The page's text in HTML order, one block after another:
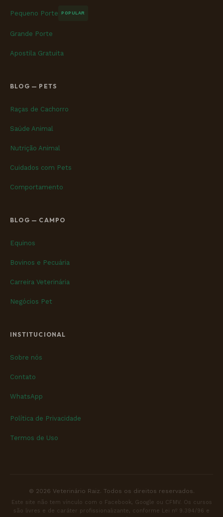
Pequeno Porte POPULAR
Grande Porte
Apostila Gratuita
BLOG — PETS
Raças de Cachorro
Saúde Animal
Nutrição Animal
Cuidados com Pets
Comportamento
BLOG — CAMPO
Equinos
Bovinos e Pecuária
Carreira Veterinária
Negócios Pet
INSTITUCIONAL
Sobre nós
Contato
WhatsApp
Política de Privacidade
Termos de Uso
© 2026 Veterinário Raiz. Todos os direitos reservados.
Este site não tem vínculo com o Facebook, Google ou CFMV. Os cursos
são livres e de caráter profissionalizante, conforme Lei nº 9.394/96 e